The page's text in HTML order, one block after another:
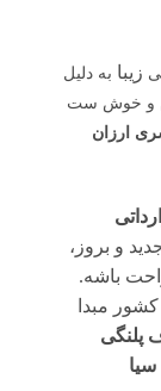
زیبا به دلیل
و خوش ست
ارزان
و بروز،
باشه.
مبدا
پلنگی
سیا